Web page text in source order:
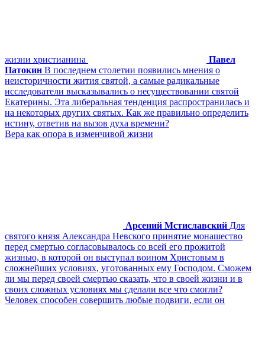
жизни христианина
Павел
Патокин В последнем столетии появились мнения о
неисторичности жития святой, а самые радикальные
исследователи высказывались о несуществовании святой
Екатерины. Эта либеральная тенденция распространилась и
на некоторых других святых. Как же правильно определить
истину, ответив на вызов духа времени?
Вера как опора в изменчивой жизни
Арсений Мстиславский Для
святого князя Александра Невского принятие монашество
перед смертью согласовывалось со всей его прожитой
жизнью, в которой он выступал воином Христовым в
сложнейших условиях, уготованных ему Господом. Сможем
ли мы перед своей смертью сказать, что в своей жизни и в
своих сложных условиях мы сделали все что смогли?
Человек способен совершить любые подвиги, если он